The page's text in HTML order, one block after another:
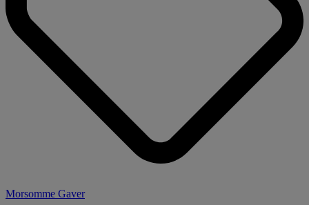
Morsomme Gaver